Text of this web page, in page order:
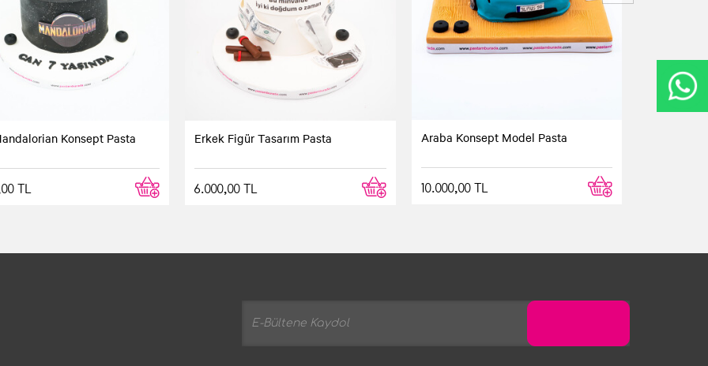
Konsept Pasta
TL
Erkek Figür Tasarım Pasta
6.000,00 TL
Araba Konsept Model Pasta
10.000,00 TL